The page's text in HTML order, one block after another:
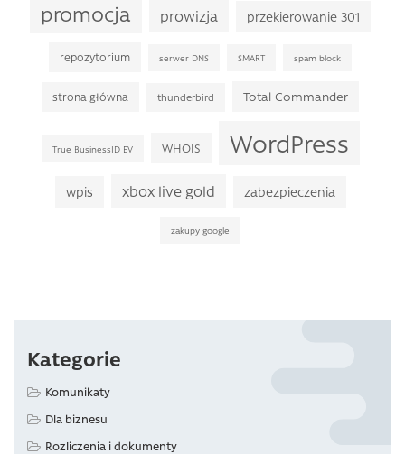
Kategorie
Komunikaty
Dla biznesu
Rozliczenia i dokumenty
promocja prowizja przekierowanie 301
repozytorium serwer DNS SMART spam block
strona główna thunderbird Total Commander
True BusinessID EV WHOIS WordPress
wpis xbox live gold zabezpieczenia
zakupy google